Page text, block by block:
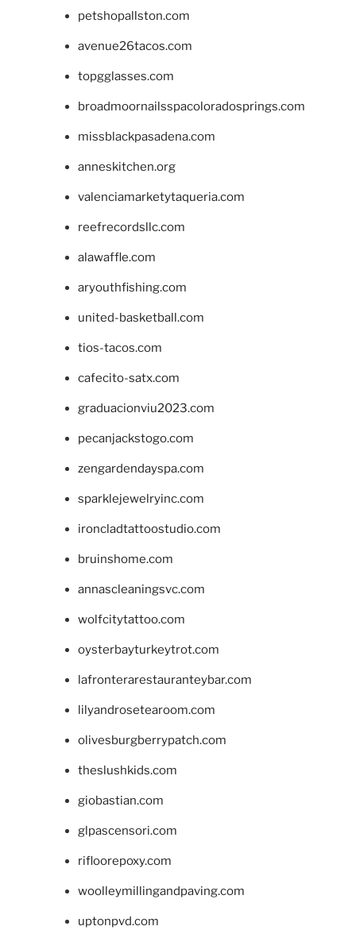
petshopallston.com
avenue26tacos.com
topgglasses.com
broadmoornailsspacoloradosprings.com
missblackpasadena.com
anneskitchen.org
valenciamarketytaqueria.com
reefrecordsllc.com
alawaffle.com
aryouthfishing.com
united-basketball.com
tios-tacos.com
cafecito-satx.com
graduacionviu2023.com
pecanjackstogo.com
zengardendayspa.com
sparklejewelryinc.com
ironcladtattoostudio.com
bruinshome.com
annascleaningsvc.com
wolfcitytattoo.com
oysterbayturkeytrot.com
lafronterarestauranteybar.com
lilyandrosetearoom.com
olivesburgberrypatch.com
theslushkids.com
giobastian.com
glpascensori.com
rifloorepoxy.com
woolleymillingandpaving.com
uptonpvd.com